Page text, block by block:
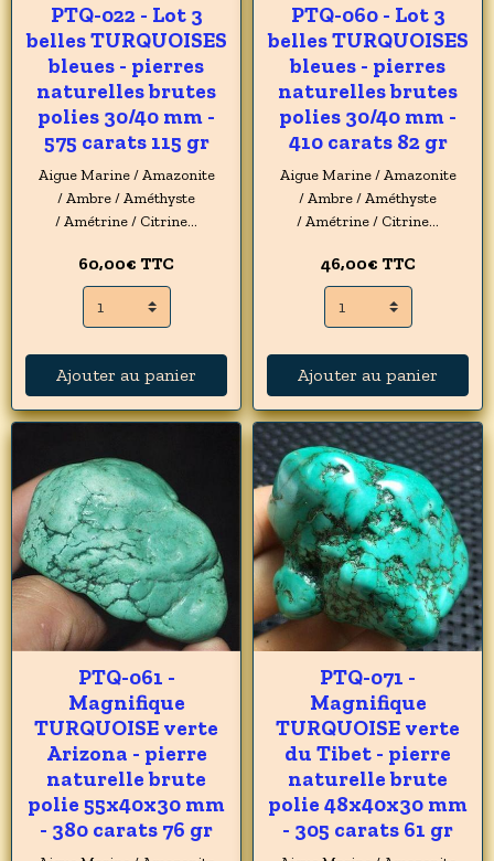
PTQ-022 - Lot 3
belles TURQUOISES
bleues - pierres
naturelles brutes
polies 30/40 mm -
575 carats 115 gr
Aigue Marine / Amazonite
/ Ambre / Améthyste
/ Amétrine / Citrine...
60,00€ TTC
Ajouter au panier
PTQ-060 - Lot 3
belles TURQUOISES
bleues - pierres
naturelles brutes
polies 30/40 mm -
410 carats 82 gr
Aigue Marine / Amazonite
/ Ambre / Améthyste
/ Amétrine / Citrine...
46,00€ TTC
Ajouter au panier
PTQ-061 -
Magnifique
TURQUOISE verte
Arizona - pierre
naturelle brute
polie 55x40x30 mm
- 380 carats 76 gr
PTQ-071 -
Magnifique
TURQUOISE verte
du Tibet - pierre
naturelle brute
polie 48x40x30 mm
- 305 carats 61 gr